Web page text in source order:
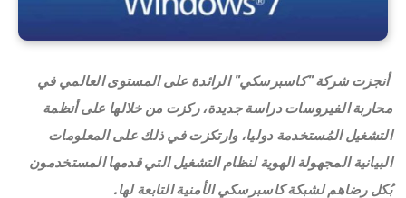
أنجزت شركة "كاسبرسكي" الرائدة على المستوى العالمي في
محاربة الفيروسات دراسة جديدة، ركزت من خلالها على أنظمة
التشغيل المُستخدمة دوليا، وارتكزت في ذلك علىالمعلومات
البيانية المجهولة الهوية لنظام التشغيل التي قدمها المستخدمون
بُكل رضاهملشبكة كاسبرسكي الأمنية التابعة لها.